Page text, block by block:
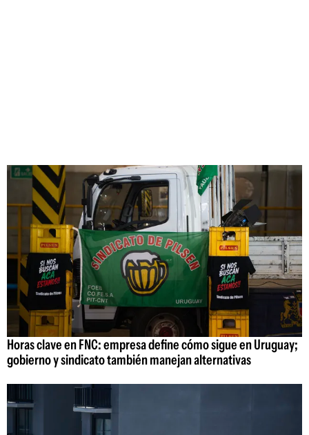
Horas clave en FNC: empresa define cómo sigue en Uruguay;
gobierno y sindicato también manejan alternativas